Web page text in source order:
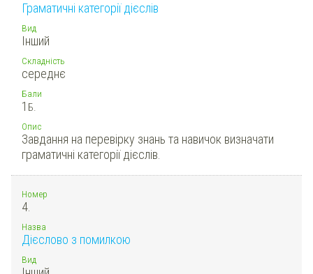
Граматичні категорії дієслів
Вид
Інший
Складність
середнє
Бали
1 Б.
Опис
Завдання на перевірку знань та навичок визначати
граматичні категорії дієслів.
Номер
4.
Назва
Дієслово з помилкою
Вид